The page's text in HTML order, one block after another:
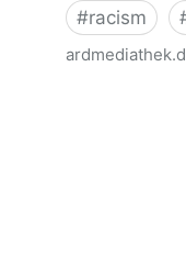
#racism